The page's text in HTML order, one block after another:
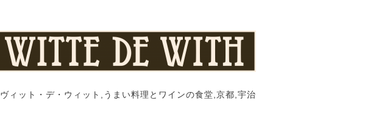
ヴィット・デ・ウィット,うまい料理とワインの食堂,京都,宇治